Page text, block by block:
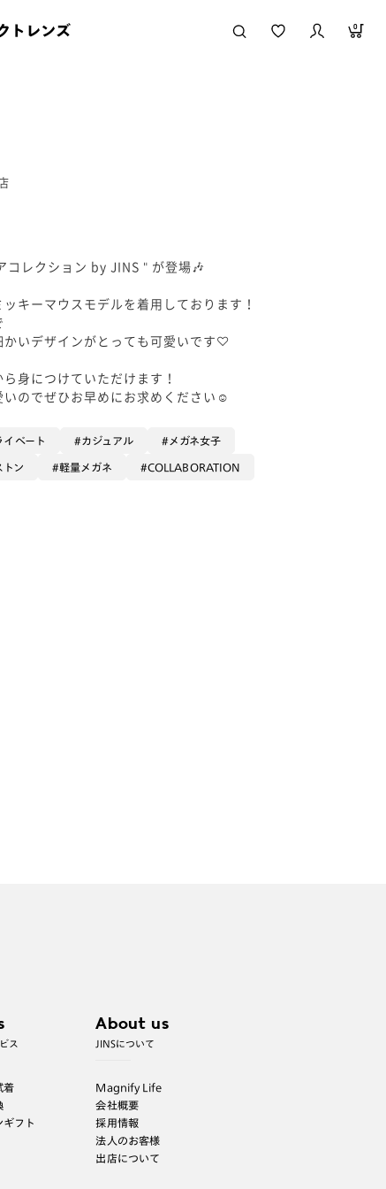
トレンズ 0
レクション by JINS " が登場🎶
キーマウスモデルを着用しております！
いデザインがとっても可愛いです♡
身につけていただけます！
のでぜひお早めにお求めください☺️
イベート カジュアル メガネ女子
トン 軽量メガネ COLLABORATION
ス
着
ギフト
About us
JINSについて
Magnify Life
会社概要
採用情報
法人のお客様
出店について